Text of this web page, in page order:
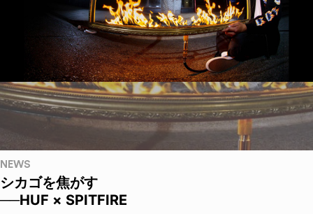
NEWS
シカゴを焦がす
──HUF × SPITFIRE